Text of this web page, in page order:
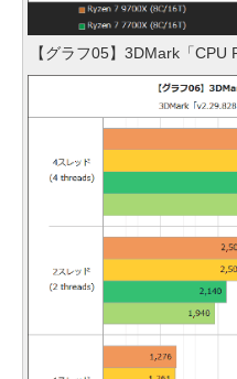
【グラフ05】3DMark「CPU